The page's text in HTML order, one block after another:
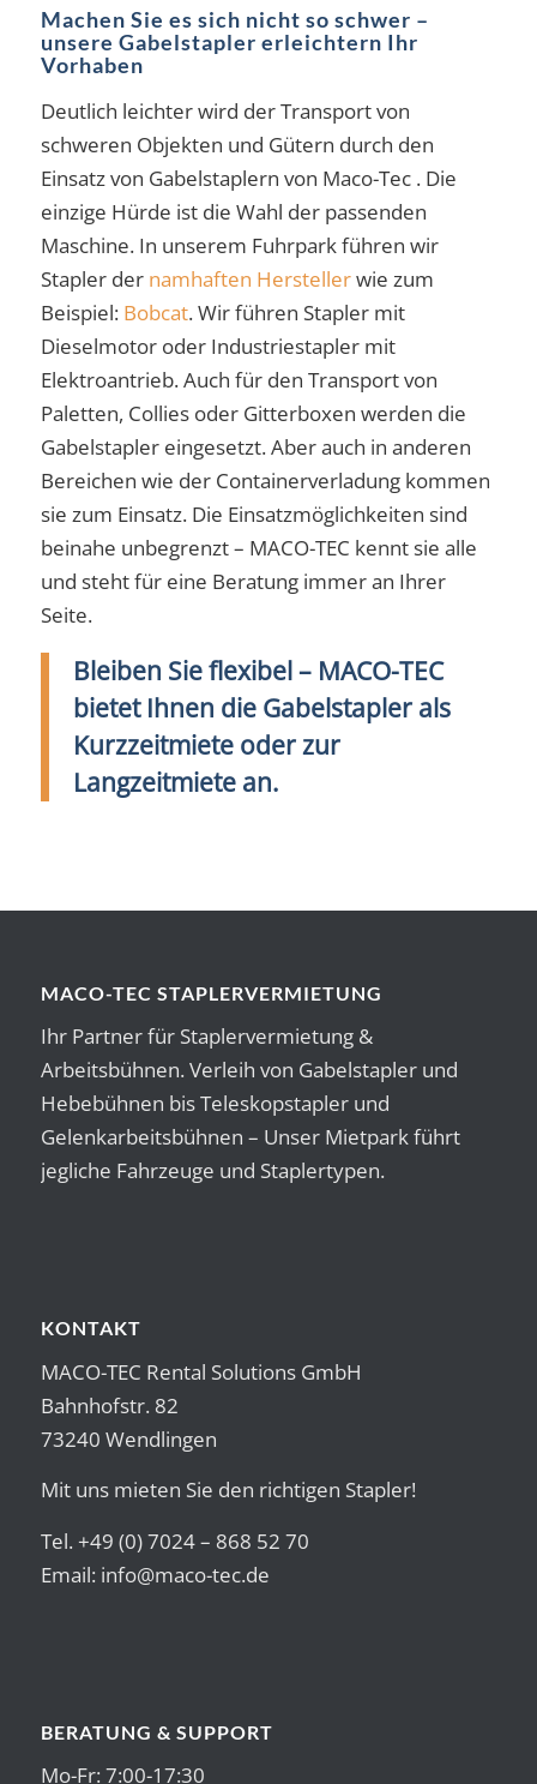
Machen Sie es sich nicht so schwer –
unsere Gabelstapler erleichtern Ihr
Vorhaben
Deutlich leichter wird der Transport von
schweren Objekten und Gütern durch den
Einsatz von Gabelstaplern von Maco-Tec . Die
einzige Hürde ist die Wahl der passenden
Maschine. In unserem Fuhrpark führen wir
Stapler der namhaften Herstellerwie zum
Beispiel: Bobcat. Wir führen Stapler mit
Dieselmotor oder Industriestapler mit
Elektroantrieb. Auch für den Transport von
Paletten, Collies oder Gitterboxen werden die
Gabelstapler eingesetzt. Aber auch in anderen
Bereichen wie der Containerverladung kommen
sie zum Einsatz. Die Einsatzmöglichkeiten sind
beinahe unbegrenzt – MACO-TEC kennt sie alle
und steht für eine Beratung immer an Ihrer
Seite.
Bleiben Sie flexibel – MACO-TEC
bietet Ihnen die Gabelstapler als
Kurzzeitmiete oder zur
Langzeitmiete an.
MACO-TEC STAPLERVERMIETUNG
Ihr Partner für Staplervermietung &
Arbeitsbühnen. Verleih von Gabelstapler und
Hebebühnen bis Teleskopstapler und
Gelenkarbeitsbühnen – Unser Mietpark führt
jegliche Fahrzeuge und Staplertypen.
KONTAKT
MACO-TEC Rental Solutions GmbH
Bahnhofstr. 82
73240 Wendlingen
Mit uns mieten Sie den richtigen Stapler!
Tel. +49 (0) 7024 – 868 52 70
Email: info@maco-tec.de
BERATUNG & SUPPORT
Mo-Fr: 7:00-17:30